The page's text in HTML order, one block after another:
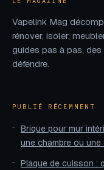
Vapelink Mag
rénover, isoler,
guides pas à pas, des
défendre.
PUBLIÉ RÉCEMMENT
Brique pour mur
une chambre ou une
Plaque de cuisson :